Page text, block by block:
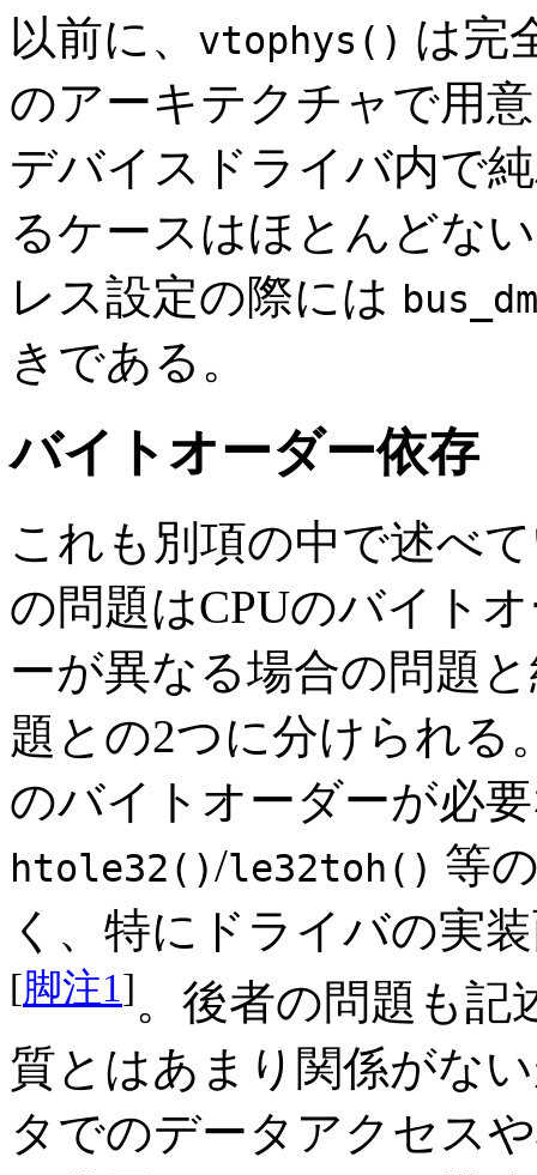
以前に、
vtophys() は完
のアーキテクチャで用
デバイスドライバ内で
るケースはほとんどな
レス設定の際には
きである。
バイトオーダー依存
これも別項の中で述べ
の問題はCPUのバイト
ーが異なる場合の問題
題との2つに分けられる
のバイトオーダーが必
htole32()/le32toh() 等
く、特にドライバの実
[脚注1]。後者の問題も記
質とはあまり関係がな
タでのデータアクセス